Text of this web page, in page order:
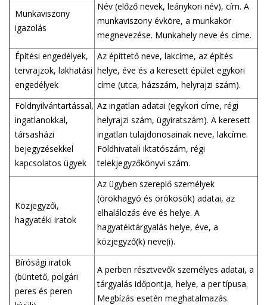
Munkaviszony
igazolás
Név (előző nevek, leánykori név), cím. A
munkaviszony évköre, a munkakör
megnevezése. Munkahely neve és címe.
Építési engedélyek,
tervrajzok, lakhatási
engedélyek
Az építtető neve, lakcíme, az építés
helye, éve és a keresett épület egykori
címe (utca, házszám, helyrajzi szám).
Földnyilvántartással,
ingatlanokkal,
társasházi
bejegyzésekkel
kapcsolatos ügyek
Az ingatlan adatai (egykori címe, régi
helyrajzi szám, ügyiratszám). A keresett
ingatlan tulajdonosainak neve, lakcíme.
Földhivatali iktatószám, régi
telekjegyzőkönyvi szám.
Közjegyzői,
hagyatéki iratok
Az ügyben szereplő személyek
(örökhagyó és örökösök) adatai, az
elhalálozás éve és helye. A
hagyatéktárgyalás helye, éve, a
közjegyző(k) neve(i).
Bírósági iratok
(büntető, polgári
peres és peren
A perben résztvevők személyes adatai, a
tárgyalás időpontja, helye, a per típusa.
Megbízás esetén meghatalmazás.